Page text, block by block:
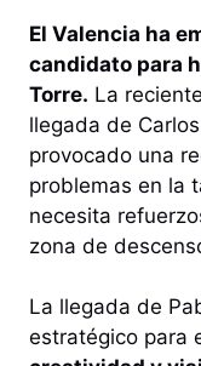
El Valencia ha
candidato para
Torre. La
llegada de
provocado una
problemas en la
necesita
zona de
La llegada de
estratégico para